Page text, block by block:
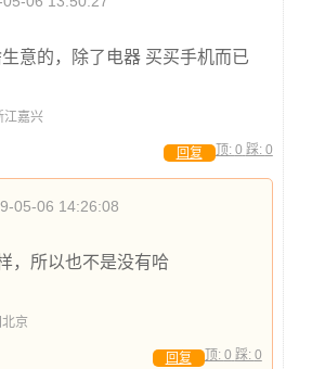
意的，除了电器 买买手机而已
江嘉兴
顶: 0 踩: 0
回复
05-06 14:26:08
，所以也不是没有哈
京
顶: 0 踩: 0
回复